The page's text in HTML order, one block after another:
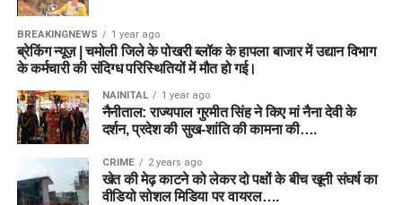
BREAKINGNEWS 1 year ago
ब्रेकिंग न्यूज़ | चमोली जिले के पोखरी ब्लॉक के हापला बाजार में उद्यान विभाग
के कर्मचारी की संदिग्ध परिस्थितियों में मौत हो गई।
NAINITAL 1 year ago
नैनीताल: राज्यपाल गुरमीत सिंह ने किए मां नैना देवी के
दर्शन, प्रदेश की सुख-शांति की कामना की….
CRIME 2 years ago
खेत की मेढ़ काटने को लेकर दो पक्षों के बीच खूनी संघर्ष का
वीडियो सोशल मिडिया पर वायरल….